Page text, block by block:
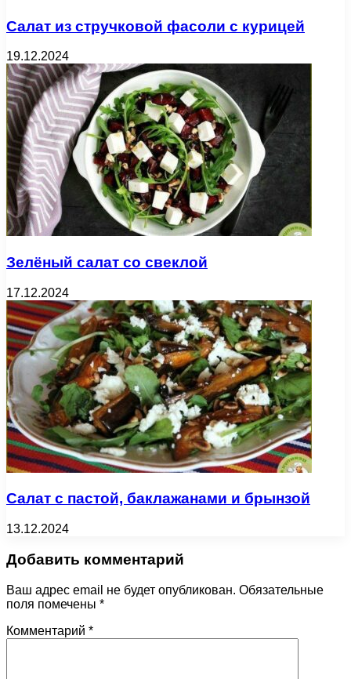
Салат из стручковой фасоли с курицей
19.12.2024
Зелёный салат со свеклой
17.12.2024
Салат с пастой, баклажанами и брынзой
13.12.2024
Добавить комментарий
Ваш адрес email не будет опубликован. Обязательные
поля помечены *
Комментарий *